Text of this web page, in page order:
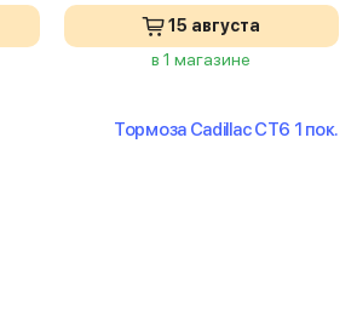
15 августа
в 1 магазине
Тормоза Cadillac CT6 1 пок.